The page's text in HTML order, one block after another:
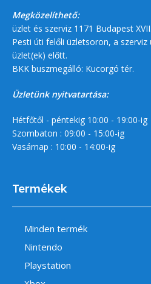
Megközelíthető:
üzlet és szerviz 1171 Budapest
Pesti úti felőli üzletsoron, a
üzlet(ek) előtt.
BKK buszmegálló: Kucorgó tér.
Üzletünk nyitvatartása:
Hétfőtől - péntekig 10:00 - 19:00-ig
Szombaton : 09:00 - 15:00-ig
Vasárnap : 10:00 - 14:00-ig
Termékek
Minden termék
Nintendo
Playstation